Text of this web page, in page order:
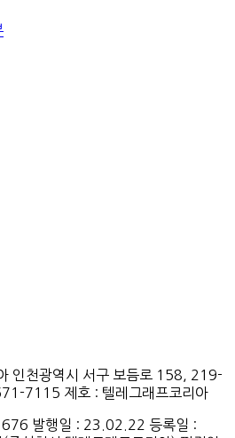
인천광역시 서구 보듬로 158, 219-
7115 제호 : 텔레그래프코리아
발행일 : 23.02.22 등록일 :